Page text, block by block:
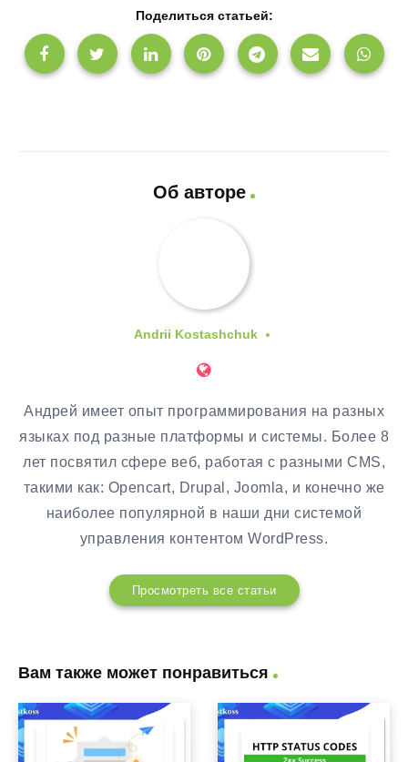
Поделиться статьей:
Об авторе
Andrii Kostashchuk
Андрей имеет опыт программирования на разных
языках под разные платформы и системы. Более 8
лет посвятил сфере веб, работая с разными CMS,
такими как: Opencart, Drupal, Joomla, и конечно же
наиболее популярной в наши дни системой
управления контентом WordPress.
Просмотреть все статьи
Вам также может понравиться